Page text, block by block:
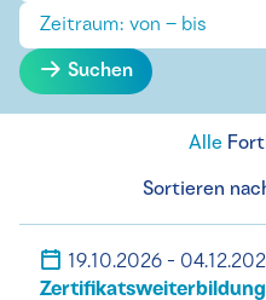
Suchen
Alle
Sortieren
19.10.2026 -